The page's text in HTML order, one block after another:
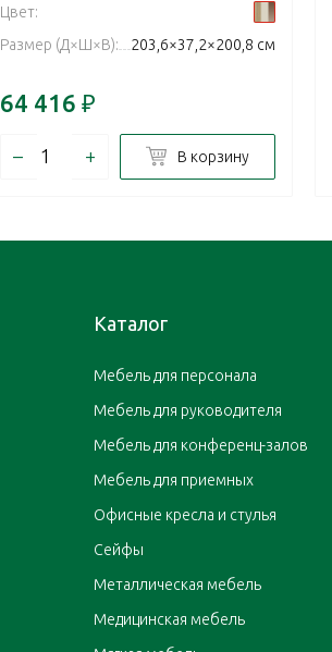
Цвет:
Размер (Д×Ш×В):
203,6×37,2×200,8 см
64 416 ₽
– + В корзину
Каталог
Мебель для персонала
Мебель для руководителя
Мебель для конференц-залов
Мебель для приемных
Офисные кресла и стулья
Сейфы
Металлическая мебель
Медицинская мебель